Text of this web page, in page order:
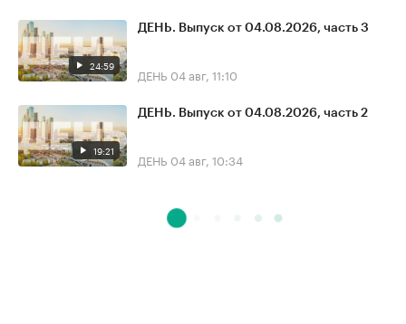
24:59
ДЕНЬ. Выпуск от 04.08.2026, часть 3
ДЕНЬ 04 авг, 11:10
19:21
ДЕНЬ. Выпуск от 04.08.2026, часть 2
ДЕНЬ 04 авг, 10:34